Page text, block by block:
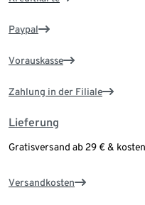
Paypal
Vorauskasse
Zahlung in der Filiale
Lieferung
Gratisversand ab 29 € &
Versandkosten